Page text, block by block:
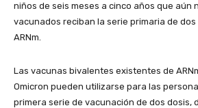
niños de seis meses a cinco años que aún
vacunados reciban la serie primaria de
ARNm.
Las vacunas bivalentes existentes de
Omicron pueden utilizarse para las
primera serie de vacunación de dos dosis,